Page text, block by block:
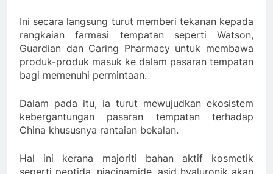
Ini secara langsung turut memberi tekanan kepada
rangkaian farmasi tempatan seperti Watson,
Guardian dan Caring Pharmacy untuk membawa
produk-produk masuk ke dalam pasaran tempatan
bagi memenuhi permintaan.
Dalam pada itu, ia turut mewujudkan ekosistem
kebergantungan pasaran tempatan terhadap
China khususnya rantaian bekalan.
Hal ini kerana majoriti bahan aktif kosmetik
seperti peptida, niacinamide, asid hyaluronik akan